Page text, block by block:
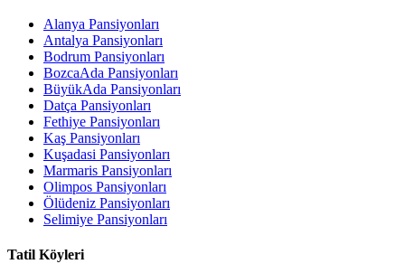
Alanya Pansiyonları
Antalya Pansiyonları
Bodrum Pansiyonları
BozcaAda Pansiyonları
BüyükAda Pansiyonları
Datça Pansiyonları
Fethiye Pansiyonları
Kaş Pansiyonları
Kuşadasi Pansiyonları
Marmaris Pansiyonları
Olimpos Pansiyonları
Ölüdeniz Pansiyonları
Selimiye Pansiyonları
Tatil Köyleri